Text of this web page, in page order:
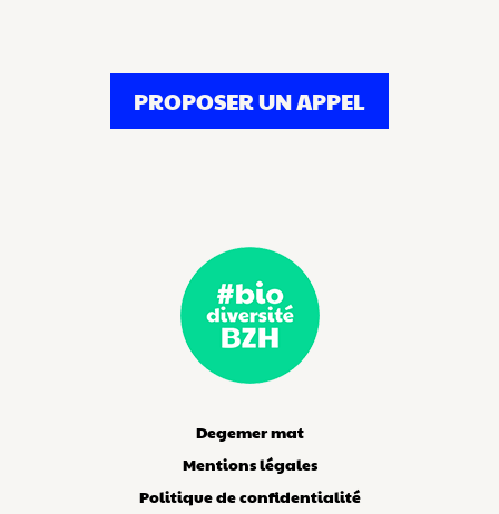
PROPOSER UN APPEL
Degemer mat
Mentions légales
Politique de confidentialité